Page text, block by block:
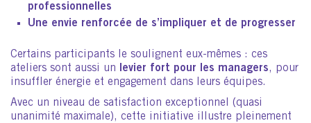
professionnelles
Une envie renforcée de s’impliquer et de progresser
Certains participants le soulignent eux-mêmes : ces
ateliers sont aussi un
levier fort pour les managers, pour
insuffler énergie et engagement dans leurs équipes.
Avec un niveau de satisfaction exceptionnel (quasi
unanimité maximale), cette initiative illustre pleinement